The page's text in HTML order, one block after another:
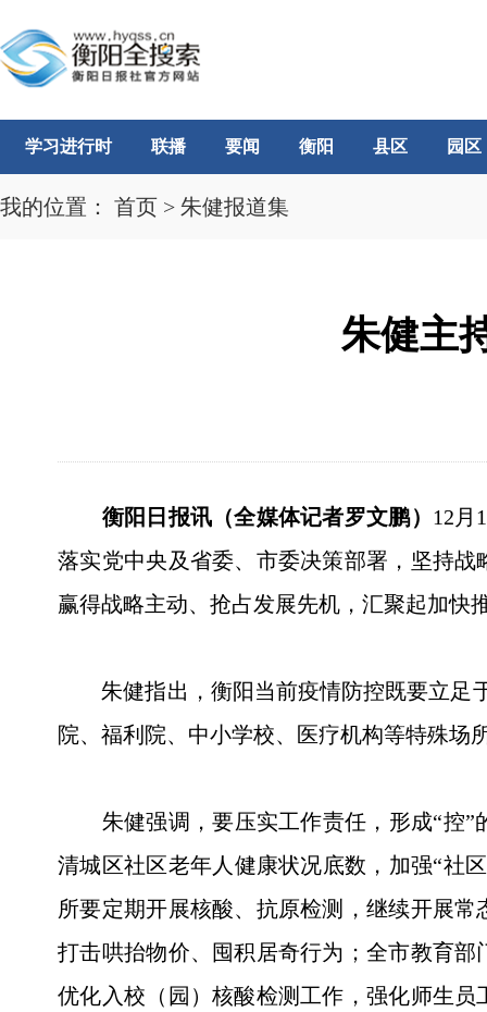
学习进行时 联播 要闻 衡阳 县区 园区
我的位置： 首页 > 朱健报道集
朱健主
衡阳日报讯（全媒体记者罗文鹏） 12月
落实党中央及省委、市委决策部署，坚持
赢得战略主动、抢占发展先机，汇聚起加快
朱健指出，衡阳当前疫情防控既要立足于
院、福利院、中小学校、医疗机构等特殊场
朱健强调，要压实工作责任，形成“控”
清城区社区老年人健康状况底数，加强“社
所要定期开展核酸、抗原检测，继续开展
打击哄抬物价、囤积居奇行为；全市教育
优化入校（园）核酸检测工作，强化师生